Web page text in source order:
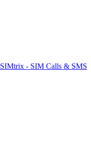
SIMtrix - SIM Calls & SMS